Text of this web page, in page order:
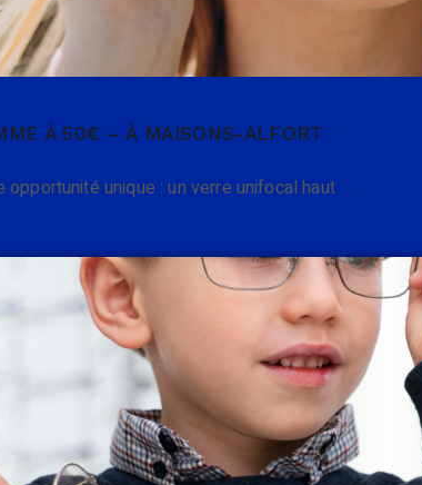
À 50€ – À MAISONS-ALFORT
unique : un verre unifocal haut